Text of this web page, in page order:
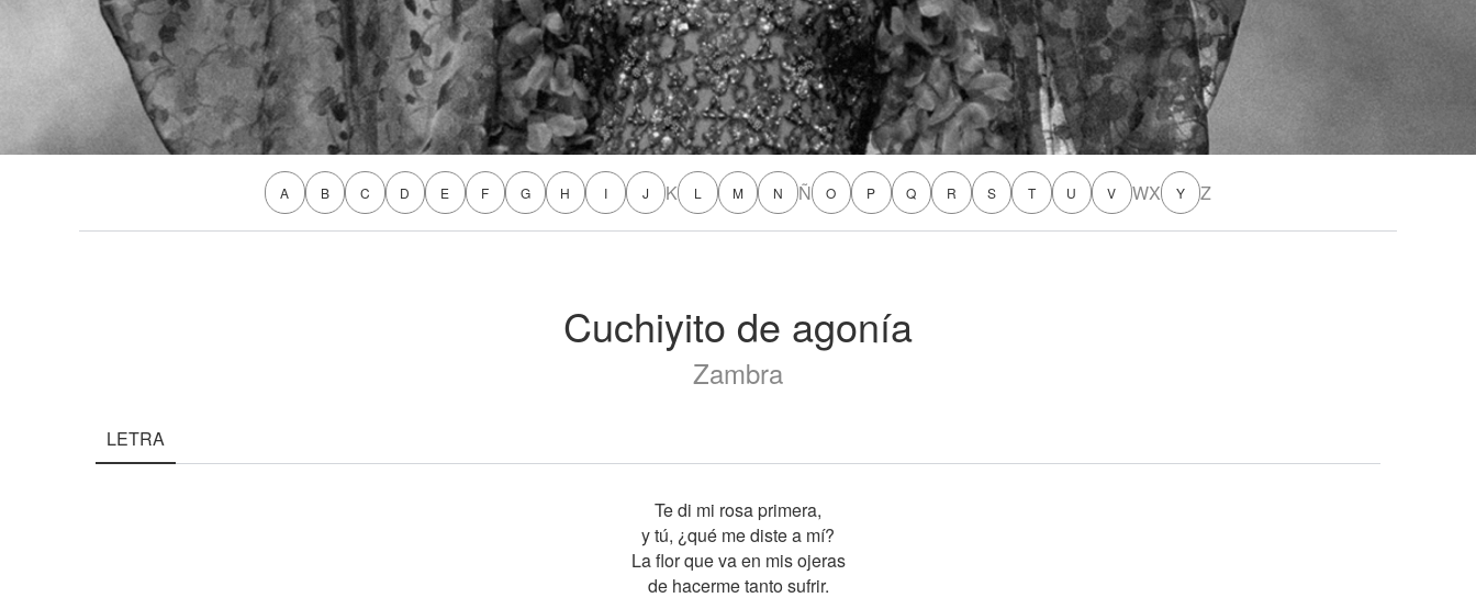
A B C D E F G H I J K L M N Ñ O P Q R S T U V WX Y Z
Cuchiyito de agonía
Zambra
LETRA
Te di mi rosa primera,
y tú, ¿qué me diste a mí?
La flor que va en mis ojeras
de hacerme tanto sufrir.